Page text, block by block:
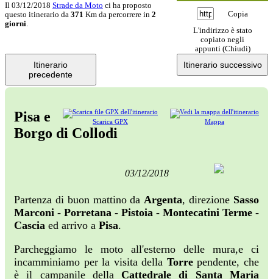
Copia
L'indirizzo è stato
copiato negli
appunti (Chiudi)
Il 03/12/2018 Strade da Moto ci ha proposto
questo itinerario da 371 Km da percorrere in 2
giorni.
Itinerario
precedente
Itinerario successivo
Mappa
Scarica GPX
Pisa e
Borgo di Collodi
03/12/2018
Partenza di buon mattino daArgenta, direzione Sasso
Marconi - Porretana - Pistoia - Montecatini Terme -
Cascia ed arrivo a Pisa.
Parcheggiamo le moto all'esterno delle mura,e ci
incamminiamo per la visita della Torrependente, che
è il campanile della Cattedrale di Santa Maria